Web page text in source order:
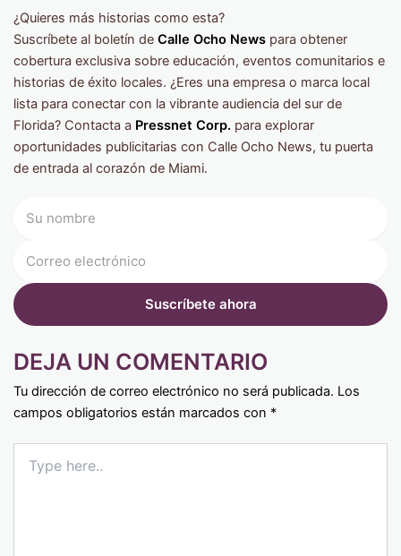
¿Quieres más historias como esta?
Suscríbete al boletín de Calle Ocho News para obtener
cobertura exclusiva sobre educación, eventos comunitarios e
historias de éxito locales. ¿Eres una empresa o marca local
lista para conectar con la vibrante audiencia del sur de
Florida? Contacta a Pressnet Corp. para explorar
oportunidades publicitarias con Calle Ocho News, tu puerta
de entrada al corazón de Miami.
DEJA UN COMENTARIO
Tu dirección de correo electrónico no será publicada. Los
campos obligatorios están marcados con *
here..